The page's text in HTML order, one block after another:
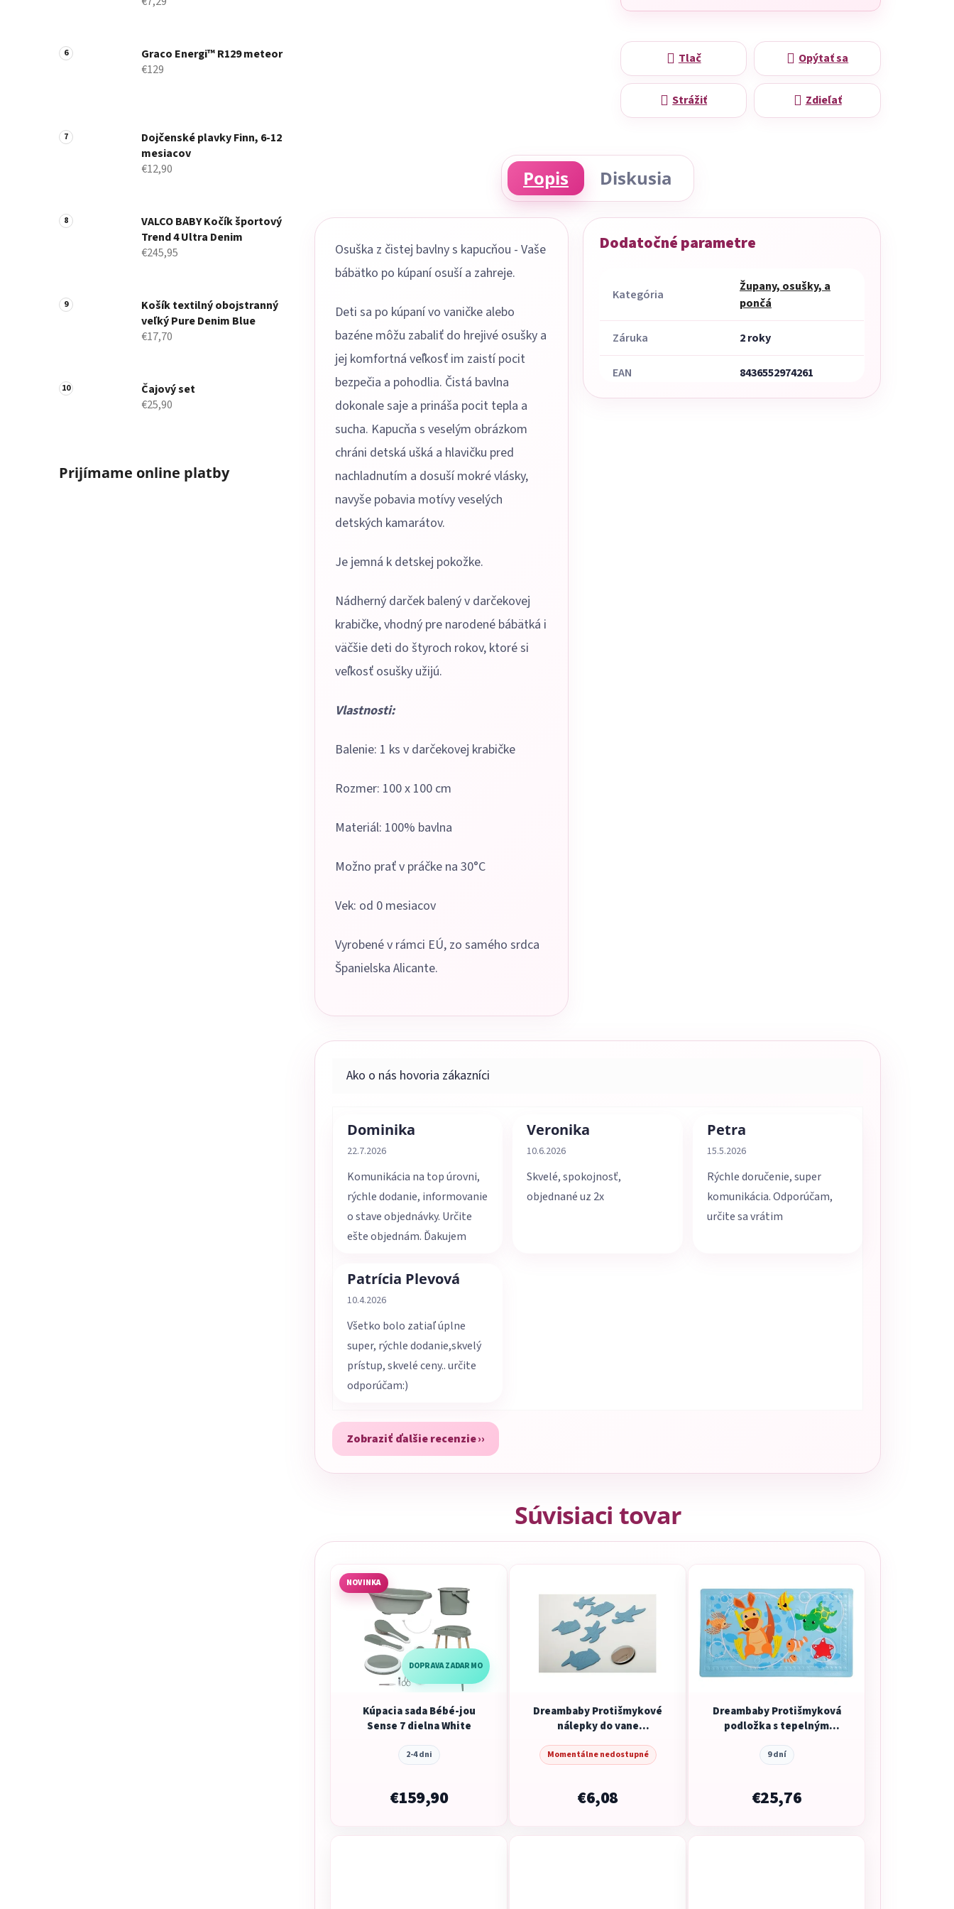
Graco Energi™ R129 meteor
€129
Dojčenské plavky Finn, 6-12
mesiacov
€12,90
VALCO BABY Kočík športový
Trend 4 Ultra Denim
€245,95
Košík textilný obojstranný
veľký Pure Denim Blue
€17,70
Čajový set
€25,90
Prijímame online platby
Tlač Opýtať sa
Strážiť Zdieľať
Popis Diskusia
Osuška z čistej bavlny s kapucňou - Vaše
bábätko po kúpaní osuší a zahreje.
Deti sa po kúpaní vo vaničke alebo
bazéne môžu zabaliť do hrejivé osušky a
jej komfortná veľkosť im zaistí pocit
bezpečia a pohodlia. Čistá bavlna
dokonale saje a prináša pocit tepla a
sucha. Kapucňa s veselým obrázkom
chráni detská ušká a hlavičku pred
nachladnutím a dosuší mokré vlásky,
navyše pobavia motívy veselých
detských kamarátov.
Je jemná k detskej pokožke.
Nádherný darček balený v darčekovej
krabičke, vhodný pre narodené bábätká i
väčšie deti do štyroch rokov, ktoré si
veľkosť osušky užijú.
Vlastnosti:
Balenie: 1 ks v darčekovej krabičke
Rozmer: 100 x 100 cm
Materiál: 100% bavlna
Možno prať v práčke na 30°C
Vek: od 0 mesiacov
Vyrobené v rámci EÚ, zo samého srdca
Španielska Alicante.
Dodatočné parametre
Kategória
Župany, osušky, a
pončá
Záruka 2 roky
EAN 8436552974261
Dominika
Hodnotenie obchodu je 5 z 5 hviezdičiek.
22.7.2026
Komunikácia na top úrovni,
rýchle dodanie, informovanie
o stave objednávky. Určite
ešte objednám. Ďakujem
Veronika
Hodnotenie obchodu je 5 z 5 hviezdičiek.
10.6.2026
Skvelé, spokojnosť,
objednané uz 2x
Petra
Hodnotenie obchodu je 5 z 5 hviezdičiek.
15.5.2026
Rýchle doručenie, super
komunikácia. Odporúčam,
určite sa vrátim
Patrícia Plevová
Hodnotenie obchodu je 5 z 5 hviezdičiek.
10.4.2026
Všetko bolo zatiaľ úplne
super, rýchle dodanie,skvelý
prístup, skvelé ceny.. určite
odporúčam:)
Zobraziť ďalšie recenzie
Súvisiaci tovar
NOVINKA
DOPRAVA ZADARMO
Kúpacia sada Bébé-jou
Sense 7 dielna White
2-4 dni
€159,90
Dreambaby Protišmykové
nálepky do vane
Momentálne nedostupné
€6,08
Dreambaby Protišmyková
podložka s tepelným
9 dní
€25,76